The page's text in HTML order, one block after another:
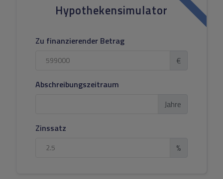
Hypothekensimulator
Zu finanzierender Betrag
€
Abschreibungszeitraum
Jahre
Zinssatz
%